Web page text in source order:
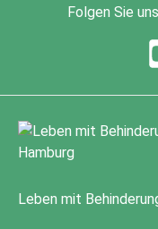
Folgen Sie
Leben mit